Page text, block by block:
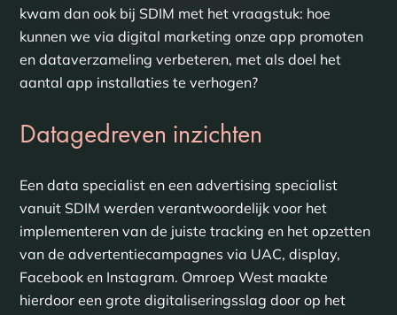
kwam dan ook bij SDIM met het vraagstuk: hoe
kunnen we via digital marketing onze app promoten
en dataverzameling verbeteren, met als doel het
aantal app installaties te verhogen?
Datagedreven inzichten
Een data specialist en een advertising specialist
vanuit SDIM werden verantwoordelijk voor het
implementeren van de juiste tracking en het opzetten
van de advertentiecampagnes via UAC, display,
Facebook en Instagram. Omroep West maakte
hierdoor een grote digitaliseringsslag door op het